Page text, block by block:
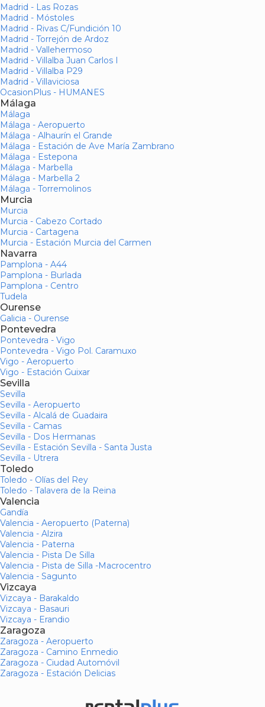
Madrid - Las Rozas
Madrid - Móstoles
Madrid - Rivas C/Fundición 10
Madrid - Torrejón de Ardoz
Madrid - Vallehermoso
Madrid - Villalba Juan Carlos I
Madrid - Villalba P29
Madrid - Villaviciosa
OcasionPlus - HUMANES
Málaga
Málaga
Málaga - Aeropuerto
Málaga - Alhaurín el Grande
Málaga - Estación de Ave María Zambrano
Málaga - Estepona
Málaga - Marbella
Málaga - Marbella 2
Málaga - Torremolinos
Murcia
Murcia
Murcia - Cabezo Cortado
Murcia - Cartagena
Murcia - Estación Murcia del Carmen
Navarra
Pamplona - A44
Pamplona - Burlada
Pamplona - Centro
Tudela
Ourense
Galicia - Ourense
Pontevedra
Pontevedra - Vigo
Pontevedra - Vigo Pol. Caramuxo
Vigo - Aeropuerto
Vigo - Estación Guixar
Sevilla
Sevilla
Sevilla - Aeropuerto
Sevilla - Alcalá de Guadaira
Sevilla - Camas
Sevilla - Dos Hermanas
Sevilla - Estación Sevilla - Santa Justa
Sevilla - Utrera
Toledo
Toledo - Olías del Rey
Toledo - Talavera de la Reina
Valencia
Gandía
Valencia - Aeropuerto (Paterna)
Valencia - Alzira
Valencia - Paterna
Valencia - Pista De Silla
Valencia - Pista de Silla -Macrocentro
Valencia - Sagunto
Vizcaya
Vizcaya - Barakaldo
Vizcaya - Basauri
Vizcaya - Erandio
Zaragoza
Zaragoza - Aeropuerto
Zaragoza - Camino Enmedio
Zaragoza - Ciudad Automóvil
Zaragoza - Estación Delicias